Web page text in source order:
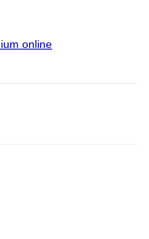
online